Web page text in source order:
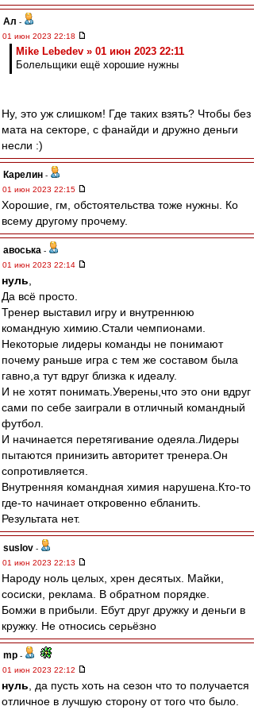
Ал -
01 июн 2023 22:18
Mike Lebedev » 01 июн 2023 22:11
Болельщики ещё хорошие нужны
Ну, это уж слишком! Где таких взять? Чтобы без
мата на секторе, с фанайди и дружно деньги
несли :)
Карелин -
01 июн 2023 22:15
Хорошие, гм, обстоятельства тоже нужны. Ко
всему другому прочему.
авоська -
01 июн 2023 22:14
нуль
Да всё просто.
Тренер выставил игру и внутреннюю
командную химию.Стали чемпионами.
Некоторые лидеры команды не понимают
почему раньше игра с тем же составом была
гавно,а тут вдруг близка к идеалу.
И не хотят понимать.Уверены,что это они вдруг
сами по себе заиграли в отличный командный
футбол.
И начинается перетягивание одеяла.Лидеры
пытаются принизить авторитет тренера.Он
сопротивляется.
Внутренняя командная химия нарушена.Кто-то
где-то начинает откровенно ебланить.
Результата нет.
suslov -
01 июн 2023 22:13
Народу ноль целых, хрен десятых. Майки,
сосиски, реклама. В обратном порядке.
Бомжи в прибыли. Ебут друг дружку и деньги в
кружку. Не относись серьёзно
mp -
01 июн 2023 22:12
нуль , да пусть хоть на сезон что то получается
отличное в лучшую сторону от того что было.